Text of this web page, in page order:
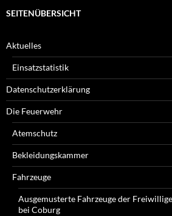
SEITENÜBERSICHT
Aktuelles
Einsatzstatistik
Datenschutzerklärung
Die Feuerwehr
Atemschutz
Bekleidungskammer
Fahrzeuge
Ausgemusterte Fahrzeuge der
bei Coburg